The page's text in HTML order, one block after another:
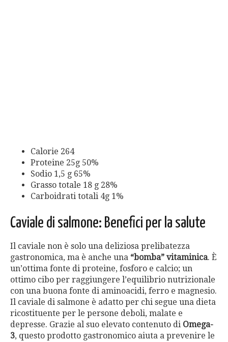
Calorie 264
Proteine ​​25g 50%
Sodio 1,5 g 65%
Grasso totale 18 g 28%
Carboidrati totali 4g 1%
Caviale di salmone: Benefici per la salute
Il caviale non è solo una deliziosa prelibatezza
gastronomica, ma è anche una “bomba” vitaminica. È
un’ottima fonte di proteine, fosforo e calcio; un
ottimo cibo per raggiungere l’equilibrio nutrizionale
con una buona fonte di aminoacidi, ferro e magnesio.
Il caviale di salmone è adatto per chi segue una dieta
ricostituente per le persone deboli, malate e
depresse. Grazie al suo elevato contenuto di Omega-
3, questo prodotto gastronomico aiuta a prevenire le